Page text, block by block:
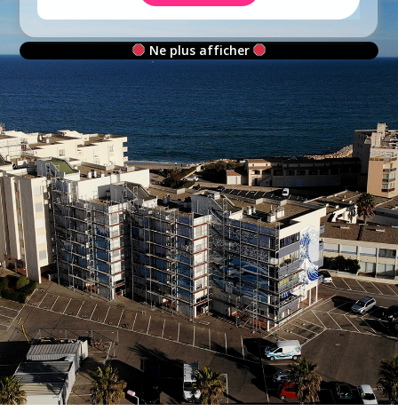
Ne plus afficher